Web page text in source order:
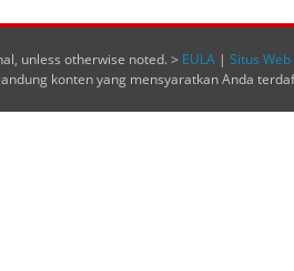
unless otherwise noted. > EULA | Situs
konten yang mensyaratkan Anda